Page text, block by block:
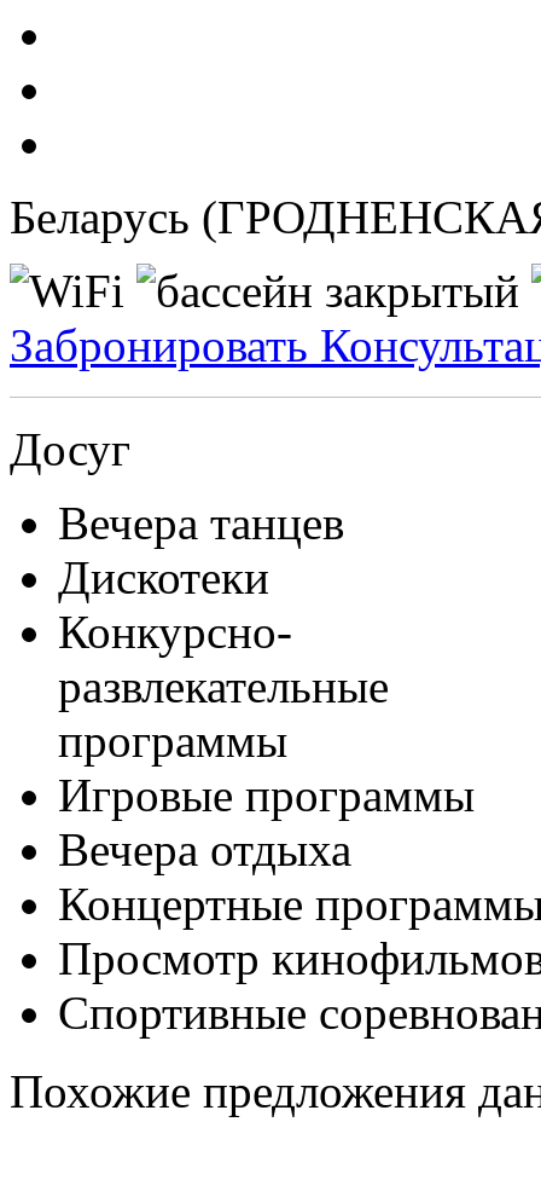
Беларусь
Забронировать
Досуг
Вечера танцев
Дискотеки
Конкурсно-
развлекательные
программы
Игровые программы
Вечера отдыха
Концертные
Просмотр
Спортивные
Похожие предложения